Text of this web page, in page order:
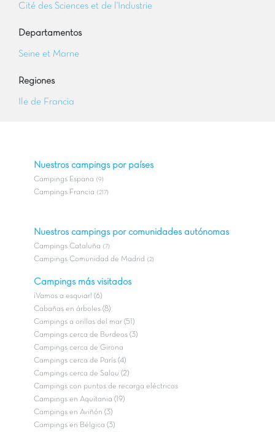
Cité des Sciences et de l'Industrie
Departamentos
Seine et Marne
Regiones
Ile de Francia
Nuestros campings por países
Campings Espana (9)
Campings Francia (217)
Nuestros campings por comunidades autónomas
Campings Cataluña (7)
Campings Comunidad de Madrid (2)
Campings más visitados
¡Vamos a esquiar! (6)
Cabañas en árboles (8)
Campings a orillas del mar (51)
Campings cerca de Burdeos (3)
Campings cerca de Girona
Campings cerca de París (4)
Campings cerca de Salou (2)
Campings con puntos de recarga eléctricos
Campings en Aquitania (19)
Campings en Aviñón (3)
Campings en Bélgica (3)